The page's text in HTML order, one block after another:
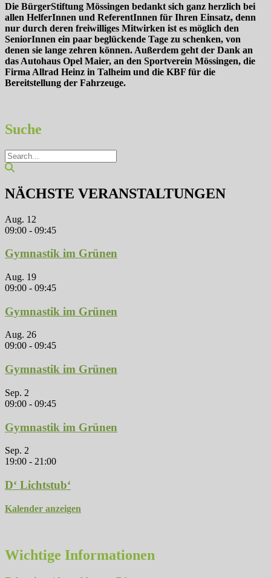
Die BürgerStiftung Mössingen bedankt sich ganz herzlich bei
allen HelferInnen und ReferentInnen für Ihren Einsatz, denn
nur durch deren freiwilliges Mitwirken ist es möglich den
SeniorInnen ein paar beglückende Tage zu schenken, von
denen sie lange zehren können. Außerdem geht der Dank an
das Autohaus Opel Maier, an den Sportverein Mössingen, die
Firma Allrad Heinz in Talheim und die KBF für die
Bereitstellung der Fahrzeuge.
Suche
NÄCHSTE VERANSTALTUNGEN
Aug. 12
09:00 - 09:45
Gymnastik im Grünen
Aug. 19
09:00 - 09:45
Gymnastik im Grünen
Aug. 26
09:00 - 09:45
Gymnastik im Grünen
Sep. 2
09:00 - 09:45
Gymnastik im Grünen
Sep. 2
19:00 - 21:00
D‘ Lichtstub‘
Kalender anzeigen
Wichtige Informationen